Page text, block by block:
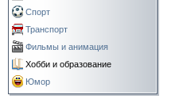
Спорт
Транспорт
Фильмы и анимация
Хобби и образование
Юмор